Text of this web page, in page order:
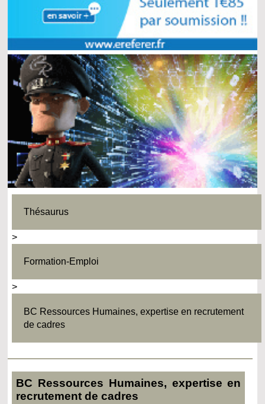
Thésaurus
>
Formation-Emploi
>
BC Ressources Humaines, expertise en recrutement
de cadres
BC Ressources Humaines, expertise en
recrutement de cadres